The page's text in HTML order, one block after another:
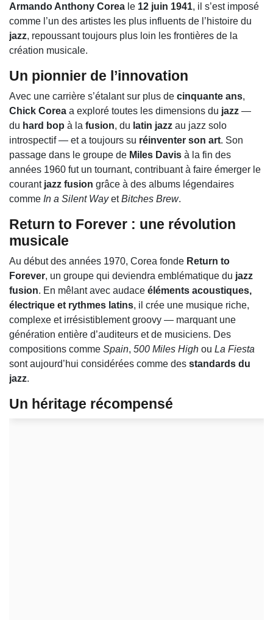
Armando Anthony Corea le 12 juin 1941, il s’est imposé
comme l’un des artistes les plus influents de l’histoire du
jazz, repoussant toujours plus loin les frontières de la
création musicale.
Un pionnier de l’innovation
Avec une carrière s’étalant sur plus de cinquante ans,
Chick Corea a exploré toutes les dimensions du jazz —
du hard bop à la fusion, du latin jazz au jazz solo
introspectif — et a toujours su réinventer son art. Son
passage dans le groupe de Miles Davis à la fin des
années 1960 fut un tournant, contribuant à faire émerger le
courant jazz fusion grâce à des albums légendaires
comme In a Silent WayetBitches Brew.
Return to Forever : une révolution
musicale
Au début des années 1970, Corea fonde Return to
Forever, un groupe qui deviendra emblématique du jazz
fusion. En mêlant avec audace éléments acoustiques,
électrique et rythmes latins, il crée une musique riche,
complexe et irrésistiblement groovy — marquant une
génération entière d’auditeurs et de musiciens. Des
compositions comme Spain, 500 Miles High ou La Fiesta
sont aujourd’hui considérées comme des standards du
jazz.
Un héritage récompensé